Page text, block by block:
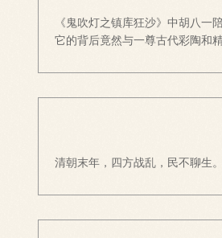
《鬼吹灯之镇库狂沙》中胡八
它的背后竟然与一尊古代彩陶和
清朝末年，四方战乱，民不聊生